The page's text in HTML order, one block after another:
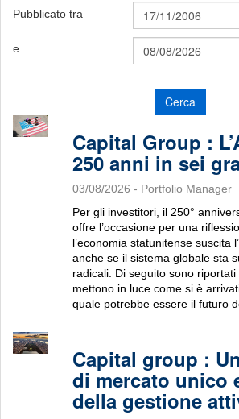
Pubblicato tra
e
Cerca
Capital Group :
250 anni in sei
03/08/2026 - Portfolio Manager
Per gli investitori, il 250°
offre l’occasione per una
l’economia statunitense suscita
anche se il sistema globale sta
radicali. Di seguito sono
mettono in luce come si è
quale potrebbe essere il futuro
Capital group :
di mercato unico
della gestione